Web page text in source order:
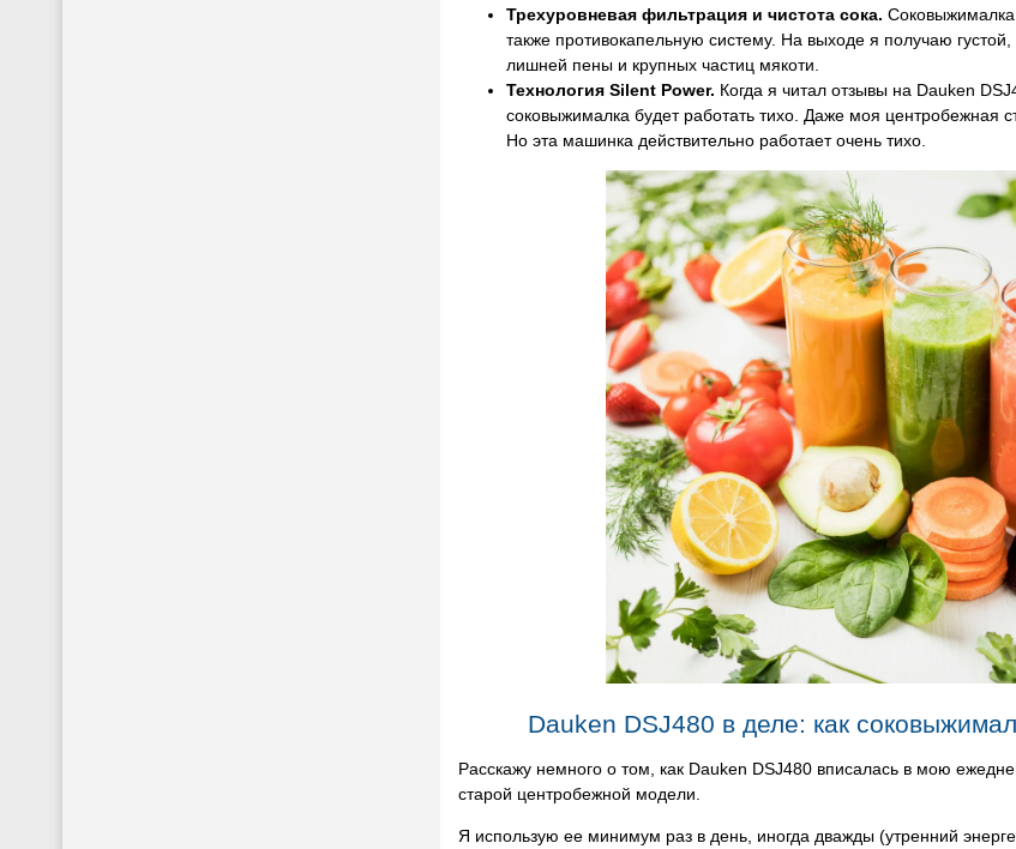
Трехуровневая фильтрация и чистота сока.
также противокапельную систему. На выходе я получаю
лишней пены и крупных частиц мякоти.
Технология Silent Power. Когда я читал отзывы на Dauken
соковыжималка будет работать тихо. Даже моя
Но эта машинка действительно работает очень тихо.
Dauken DSJ480 в деле: как
Расскажу немного о том, как Dauken DSJ480 вписалась в мою
старой центробежной модели.
Я использую ее минимум раз в день, иногда дважды (утренний